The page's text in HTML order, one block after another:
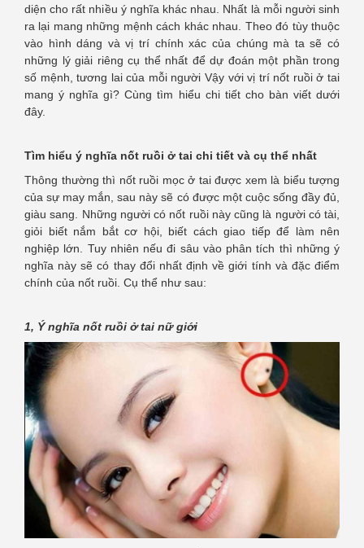
diện cho rất nhiều ý nghĩa khác nhau. Nhất là mỗi người sinh
ra lại mang những mệnh cách khác nhau. Theo đó tùy thuộc
vào hình dáng và vị trí chính xác của chúng mà ta sẽ có
những lý giải riêng cụ thể nhất để dự đoán một phần trong
số mệnh, tương lai của mỗi người Vậy với vị trí nốt ruồi ở tai
mang ý nghĩa gì? Cùng tìm hiểu chi tiết cho bàn viết dưới
đây.
Tìm hiểu ý nghĩa nốt ruồi ở tai chi tiết và cụ thể nhất
Thông thường thì nốt ruồi mọc ở tai được xem là biểu tượng
của sự may mắn, sau này sẽ có được một cuộc sống đầy đủ,
giàu sang. Những người có nốt ruồi này cũng là người có tài,
giỏi biết nắm bắt cơ hội, biết cách giao tiếp để làm nên
nghiệp lớn. Tuy nhiên nếu đi sâu vào phân tích thì những ý
nghĩa này sẽ có thay đổi nhất định về giới tính và đặc điểm
chính của nốt ruồi. Cụ thể như sau:
1, Ý nghĩa nốt ruồi ở tai nữ giới